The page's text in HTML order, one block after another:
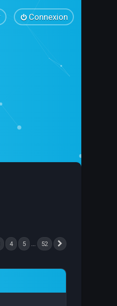
Connexion
4 5 52